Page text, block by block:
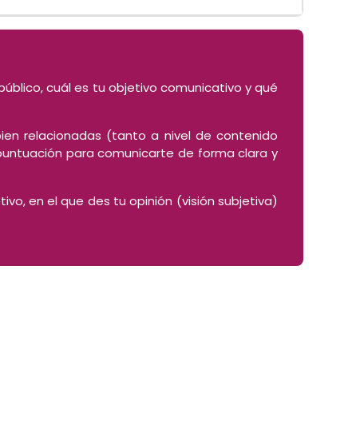
cuál es tu objetivo comunicativo y qué
relacionadas (tanto a nivel de contenido
para comunicarte de forma clara y
en el que des tu opinión (visión subjetiva)